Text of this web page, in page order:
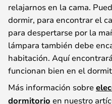
relajarnos en la cama.
dormir, para encontrar el
para despertarse por la
lámpara también debe
habitación. Aquí
funcionan bien en el
Más información sobre
dormitorio en nuestro